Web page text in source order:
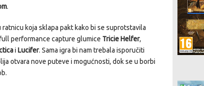
.
koja sklapa pakt kako bi se suprotstavila
performance capture glumice Tricie Helfer,
i Lucifer. Sama igra bi nam trebala isporučiti
otvara nove puteve i mogućnosti, dok se u borbi